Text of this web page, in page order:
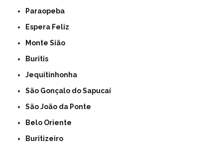
Paraopeba
Espera Feliz
Monte Sião
Buritis
Jequitinhonha
São Gonçalo do Sapucaí
São João da Ponte
Belo Oriente
Buritizeiro